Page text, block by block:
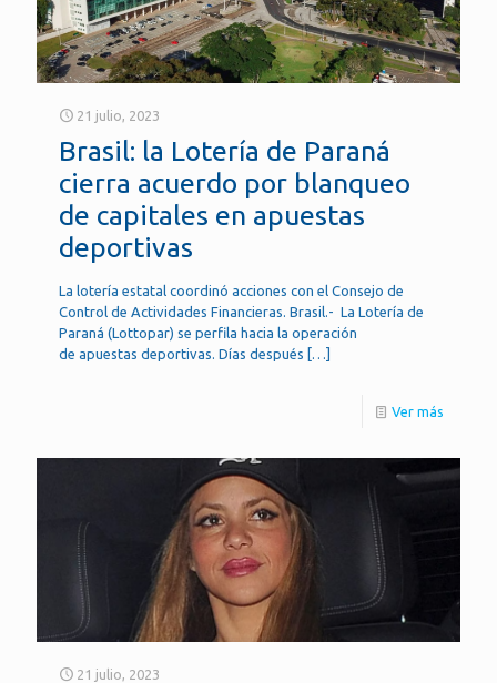
21 julio, 2023
Brasil: la Lotería de Paraná
cierra acuerdo por blanqueo
de capitales en apuestas
deportivas
La lotería estatal coordinó acciones con el Consejo de
Control de Actividades Financieras. Brasil.- La Lotería de
Paraná (Lottopar) se perfila hacia la operación
de apuestas deportivas. Días después […]
Ver más
21 julio, 2023